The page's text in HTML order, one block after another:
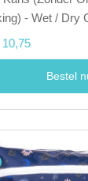
- Wet / Dry
10,75
Bestel